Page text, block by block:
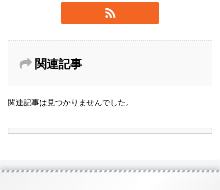
関連記事
関連記事は見つかりませんでした。